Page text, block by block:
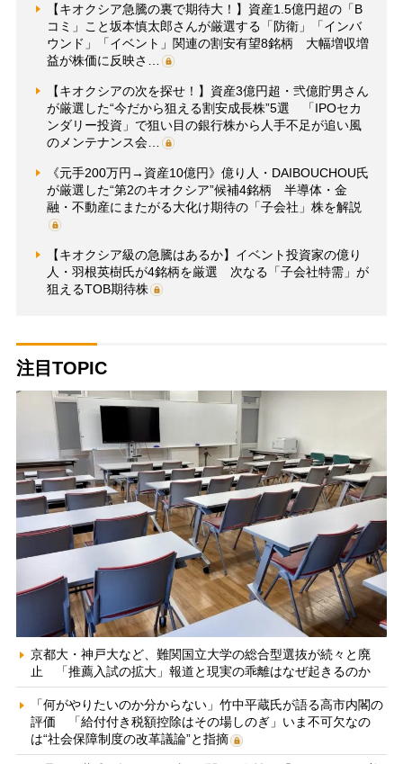
【キオクシア急騰の裏で期待大！】資産1.5億円超の「B
コミ」こと坂本慎太郎さんが厳選する「防衛」「インバ
ウンド」「イベント」関連の割安有望8銘柄 大幅増収増
益が株価に反映さ…
【キオクシアの次を探せ！】資産3億円超・弐億貯男さん
が厳選した“今だから狙える割安成長株”5選 「IPOセカ
ンダリー投資」で狙い目の銀行株から人手不足が追い風
のメンテナンス会…
《元手200万円→資産10億円》億り人・DAIBOUCHOU氏
が厳選した“第2のキオクシア”候補4銘柄 半導体・金
融・不動産にまたがる大化け期待の「子会社」株を解説
【キオクシア級の急騰はあるか】イベント投資家の億り
人・羽根英樹氏が4銘柄を厳選 次なる「子会社特需」が
狙えるTOB期待株
注目TOPIC
京都大・神戸大など、難関国立大学の総合型選抜が続々と廃
止 「推薦入試の拡大」報道と現実の乖離はなぜ起きるのか
「何がやりたいのか分からない」竹中平蔵氏が語る高市内閣の
評価 「給付付き税額控除はその場しのぎ」いま不可欠なの
は“社会保障制度の改革議論”と指摘